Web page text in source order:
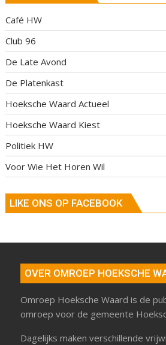
Café HW
Club 96
De Late Avond
De Platenkast
Hoeksche Waard Actueel
Hoeksche Waard Kiest
Politiek HW
Voor Wie Het Horen Wil
LIKE ONS OP FACEBOOK
OVER OMROEP HOEKSCHE
Omroep Hoeksche Waard is de
omroep voor de gemeente
Dagelijks maken verschillende